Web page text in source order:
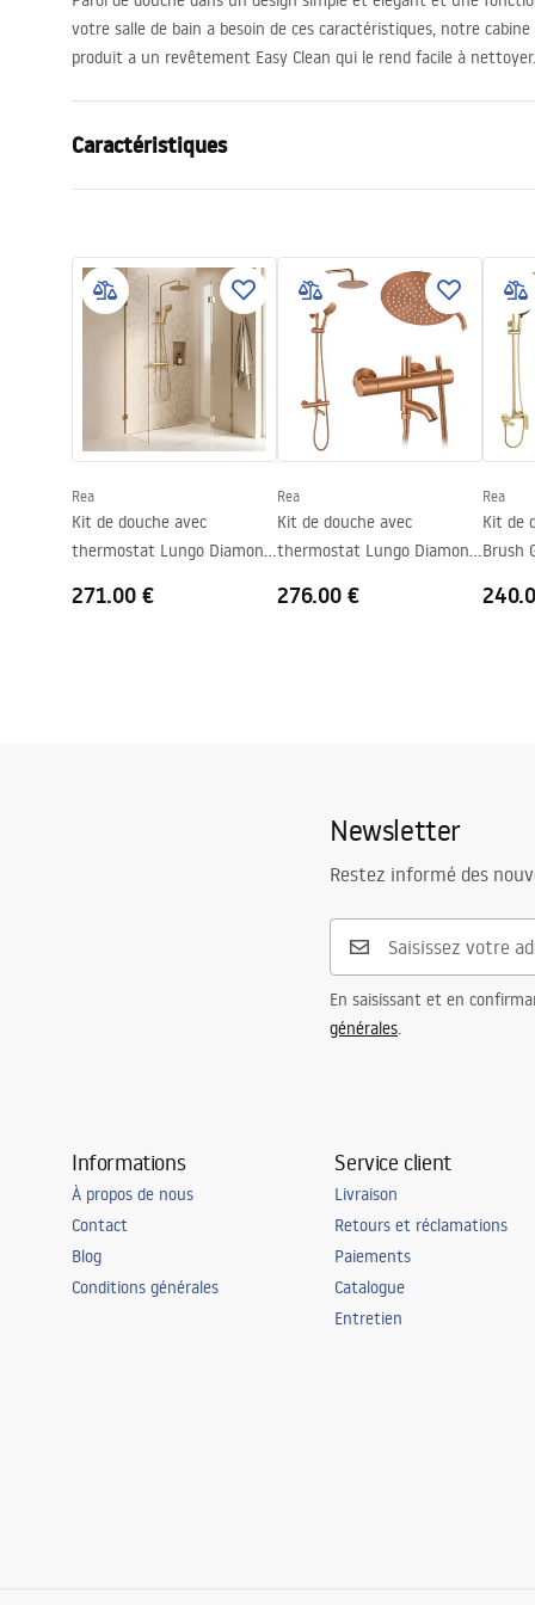
votre salle de bain a besoin de ces caractéristiques, notre
produit a un revêtement Easy Clean qui le rend facile à nettoyer.
Caractéristiques
Type de cabine de douche
walk-in
Couleur du verre
Hauteur (mm)
mm
Direction de la cabine
Universel
Rea
Kit de douche avec
thermostat Lungo Diamond
271.00 €
Rea
Kit de douche avec
thermostat Lungo Diamond
276.00 €
Rea
Kit de
Brush
Newsletter
Restez informé des
En saisissant et en
générales.
Informations
À propos de nous
Contact
Blog
Conditions générales
Service client
Livraison
Retours et réclamations
Paiements
Catalogue
Entretien